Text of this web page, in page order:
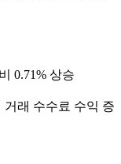
0.71% 상승
래 수수료 수익 증